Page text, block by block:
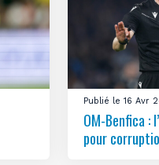
Publié le 16 Avr
OM-Benfica :
pour